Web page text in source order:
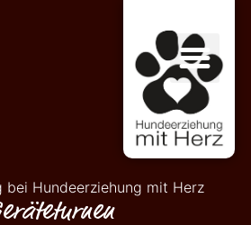
bei Hundeerziehung mit Herz